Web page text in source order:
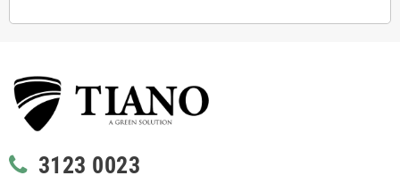
3123 0023